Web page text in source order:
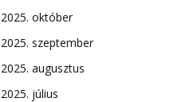
2025. október
2025. szeptember
2025. augusztus
2025. július